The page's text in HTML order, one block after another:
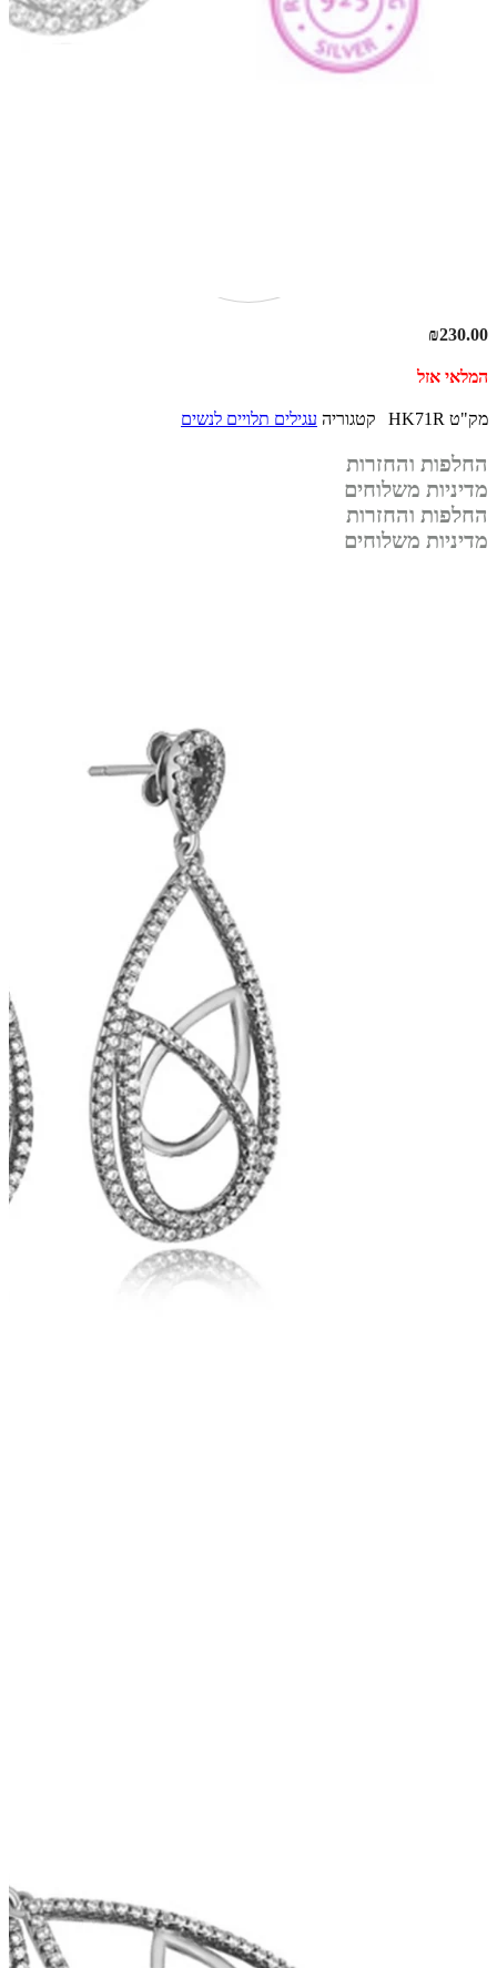
₪230.00
המלאי אזל
מק"ט HK71R קטגוריה עגילים תלויים לנשים
החלפות והחזרות
מדיניות משלוחים
החלפות והחזרות
מדיניות משלוחים